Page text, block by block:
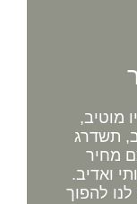
מוטיב,
תשדרג
מחיר
ואדיב.
להפוך